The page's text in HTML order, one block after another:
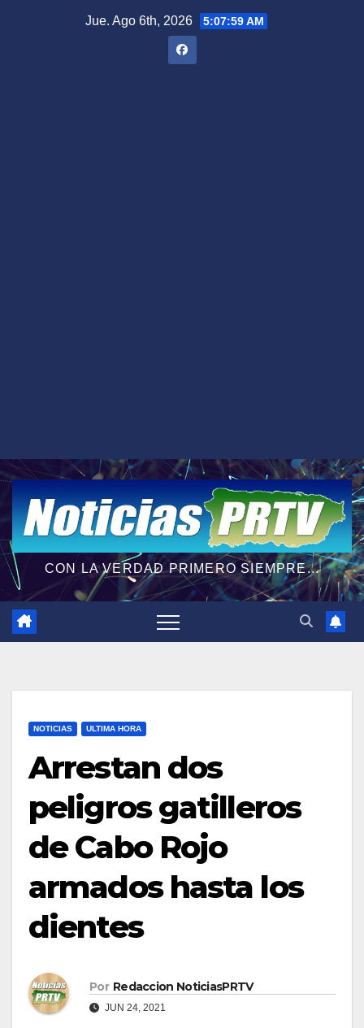
Jue. Ago 6th, 2026 5:08:00 AM
CON LA VERDAD PRIMERO SIEMPRE...
NOTICIAS ULTIMA HORA
Arrestan dos
peligros gatilleros
de Cabo Rojo
armados hasta los
dientes
Por Redaccion NoticiasPRTV
JUN 24, 2021